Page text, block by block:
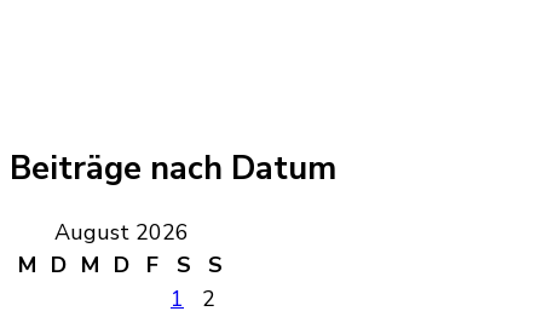
Beiträge nach Datum
August 2026
M D M D F S
S
1
2